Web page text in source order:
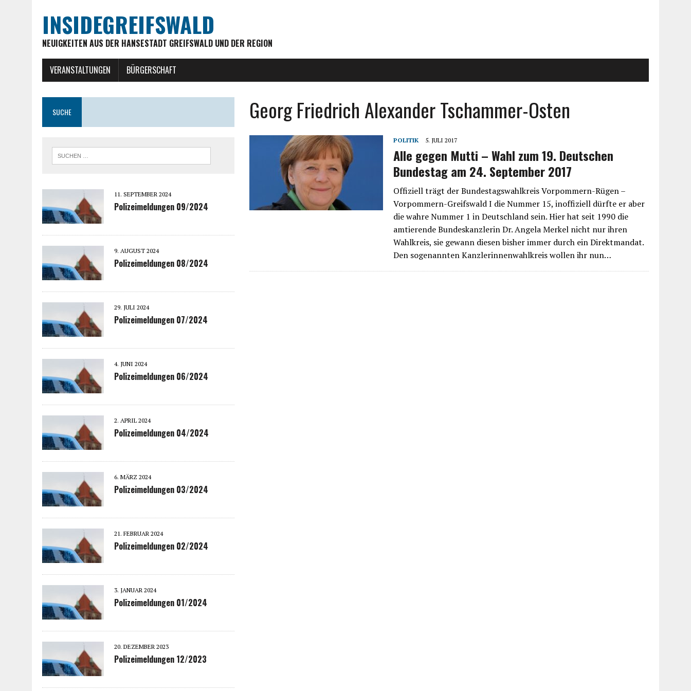
INSIDEGREIFSWALD
NEUIGKEITEN AUS DER HANSESTADT GREIFSWALD UND DER REGION
VERANSTALTUNGEN BÜRGERSCHAFT
Georg Friedrich Alexander Tschammer-Osten
POLITIK 5. JULI 2017
Alle gegen Mutti – Wahl zum 19. Deutschen
Bundestag am 24. September 2017
Offiziell trägt der Bundestagswahlkreis Vorpommern-Rügen –
Vorpommern-Greifswald I die Nummer 15, inoffiziell dürfte er aber
die wahre Nummer 1 in Deutschland sein. Hier hat seit 1990 die
amtierende Bundeskanzlerin Dr. Angela Merkel nicht nur ihren
Wahlkreis, sie gewann diesen bisher immer durch ein Direktmandat.
Den sogenannten Kanzlerinnenwahlkreis wollen ihr nun…
SUCHE
11. SEPTEMBER 2024
Polizeimeldungen 09/2024
9. AUGUST 2024
Polizeimeldungen 08/2024
29. JULI 2024
Polizeimeldungen 07/2024
4. JUNI 2024
Polizeimeldungen 06/2024
2. APRIL 2024
Polizeimeldungen 04/2024
6. MÄRZ 2024
Polizeimeldungen 03/2024
21. FEBRUAR 2024
Polizeimeldungen 02/2024
3. JANUAR 2024
Polizeimeldungen 01/2024
20. DEZEMBER 2023
Polizeimeldungen 12/2023